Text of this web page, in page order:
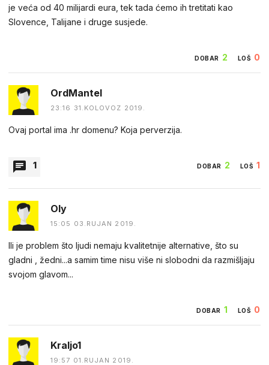
je veća od 40 milijardi eura, tek tada ćemo ih tretitati kao
Slovence, Talijane i druge susjede.
DOBAR 2 LOŠ 0
OrdMantel
23:16 31.KOLOVOZ 2019.
Ovaj portal ima .hr domenu? Koja perverzija.
1 DOBAR 2 LOŠ 1
BESTpartizan
09:48 01.RUJAN 2019.
tko te učio mrziti thompson?
Oly
15:05 03.RUJAN 2019.
Ili je problem što ljudi nemaju kvalitetnije alternative, što su
gladni , žedni...a samim time nisu više ni slobodni da razmišljaju
svojom glavom...
DOBAR 1 LOŠ 0
Kraljo1
19:57 01.RUJAN 2019.